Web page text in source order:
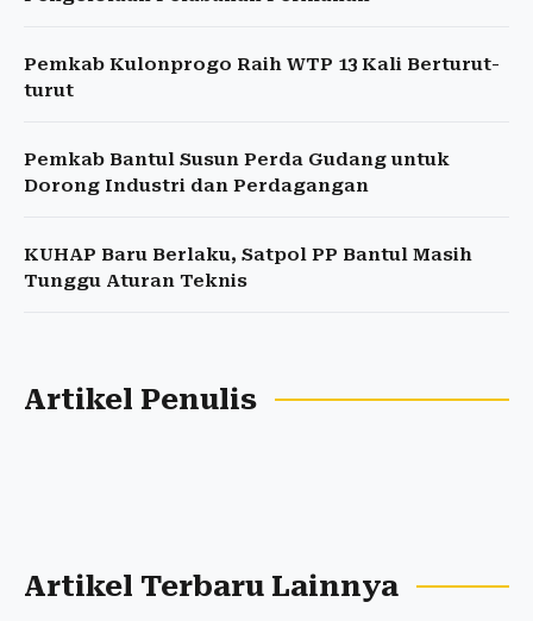
Pemkab Kulonprogo Raih WTP 13 Kali Berturut-
turut
Pemkab Bantul Susun Perda Gudang untuk
Dorong Industri dan Perdagangan
KUHAP Baru Berlaku, Satpol PP Bantul Masih
Tunggu Aturan Teknis
Artikel Penulis
Artikel Terbaru Lainnya